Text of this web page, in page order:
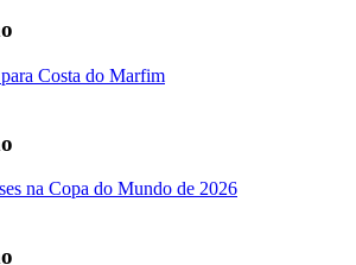
Costa do Marfim
na Copa do Mundo de 2026